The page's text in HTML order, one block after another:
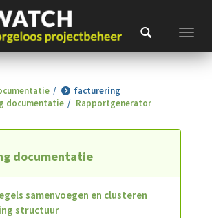
facturering
documentatie
Rapportgenerator
documentatie
samenvoegen en clusteren
structuur